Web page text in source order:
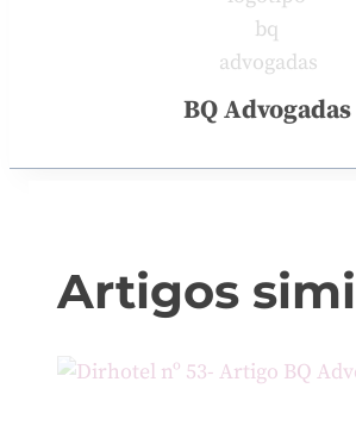
BQ Advogadas
Artigos